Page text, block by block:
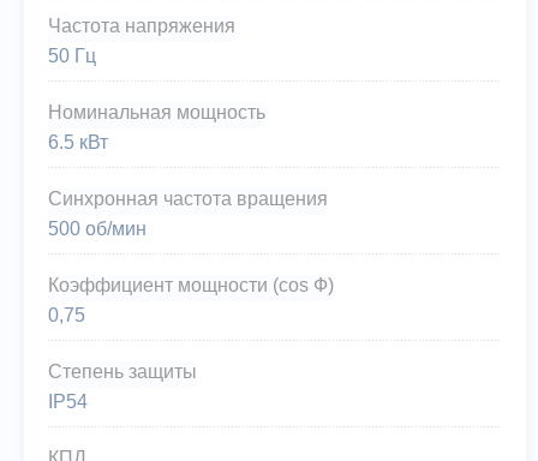
Частота напряжения
50 Гц
Номинальная мощность
6.5 кВт
Синхронная частота вращения
500 об/мин
Коэффициент мощности (cos Ф)
0,75
Степень защиты
IP54